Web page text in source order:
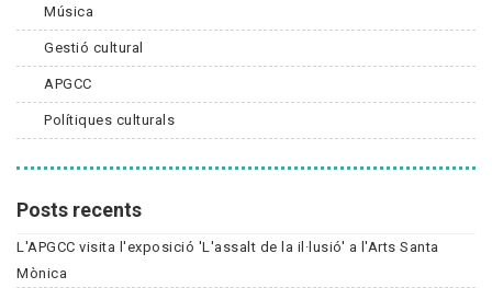
Música
Gestió cultural
APGCC
Polítiques culturals
Posts recents
L'APGCC visita l'exposició 'L'assalt de la il·lusió' a l'Arts Santa
Mònica